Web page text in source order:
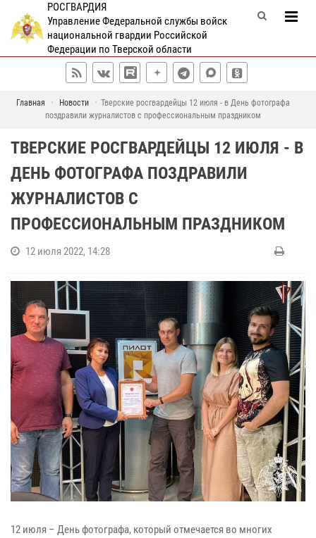
РОСГВАРДИЯ
Управление Федеральной службы войск
национальной гвардии Российской
Федерации по Тверской области
Главная Новости
Тверские росгвардейцы 12 июля - в День фотографа
поздравили журналистов с профессиональным праздником
ТВЕРСКИЕ РОСГВАРДЕЙЦЫ 12 ИЮЛЯ - В
ДЕНЬ ФОТОГРАФА ПОЗДРАВИЛИ
ЖУРНАЛИСТОВ С
ПРОФЕССИОНАЛЬНЫМ ПРАЗДНИКОМ
12 июля 2022, 14:28
12 июля – День фотографа, который отмечается во многих